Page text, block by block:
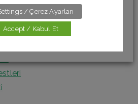
/ Çerez Ayarları
Accept / Kabul Et